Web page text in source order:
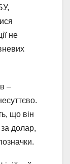
не
–
що він
долар,